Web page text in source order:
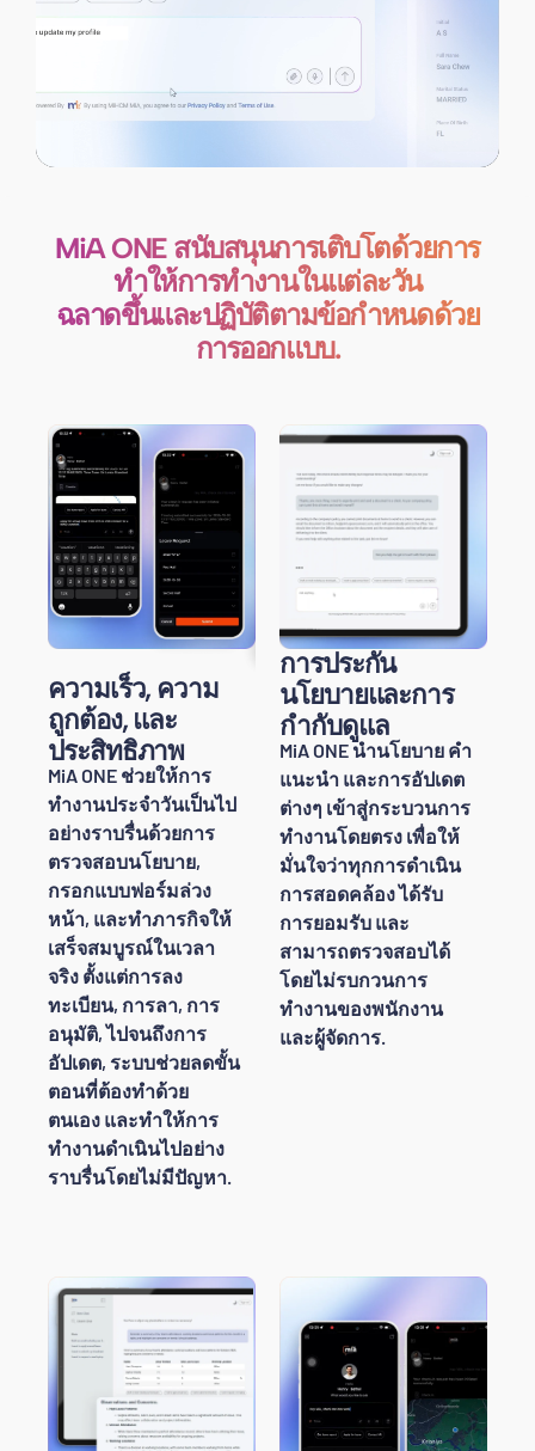
MiA ONE สนับสนุนการเติบโตด้วยการ
ทำให้การทำงานในแต่ละวัน
ฉลาดขึ้นและปฏิบัติตามข้อกำหนดด้วย
การออกแบบ.
ความเร็ว, ความ
ถูกต้อง, และ
ประสิทธิภาพ
MiA ONE ช่วยให้การ
ทำงานประจำวันเป็นไป
อย่างราบรื่นด้วยการ
ตรวจสอบนโยบาย,
กรอกแบบฟอร์มล่วง
หน้า, และทำภารกิจให้
เสร็จสมบูรณ์ในเวลา
จริง ตั้งแต่การลง
ทะเบียน, การลา, การ
อนุมัติ, ไปจนถึงการ
อัปเดต, ระบบช่วยลดขั้น
ตอนที่ต้องทำด้วย
ตนเอง และทำให้การ
ทำงานดำเนินไปอย่าง
ราบรื่นโดยไม่มีปัญหา.
การประกัน
นโยบายและการ
กำกับดูแล
MiA ONE นำนโยบาย คำ
แนะนำ และการอัปเดต
ต่างๆ เข้าสู่กระบวนการ
ทำงานโดยตรง เพื่อให้
มั่นใจว่าทุกการดำเนิน
การสอดคล้อง ได้รับ
การยอมรับ และ
สามารถตรวจสอบได้
โดยไม่รบกวนการ
ทำงานของพนักงาน
และผู้จัดการ.